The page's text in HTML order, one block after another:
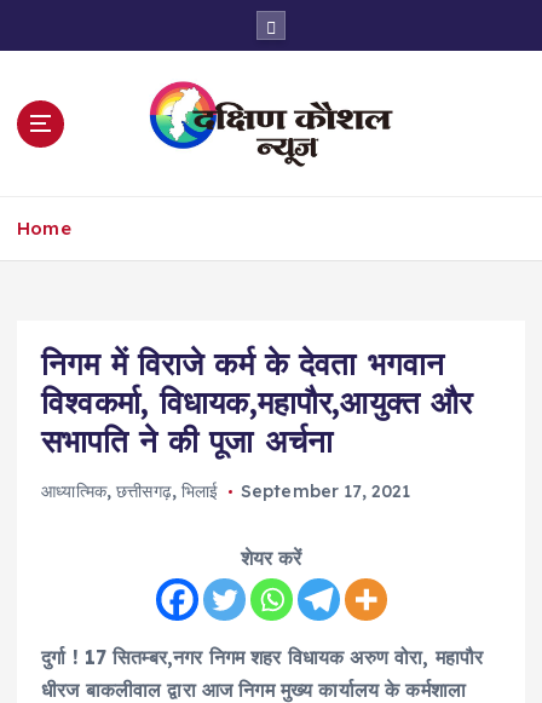
t
Home
निगम में विराजे कर्म के देवता भगवान
विश्वकर्मा, विधायक,महापौर,आयुक्त और
सभापति ने की पूजा अर्चना
आध्यात्मिक,छत्तीसगढ़,भिलाई September 17, 2021
शेयर करें
दुर्गा ! 17 सितम्बर,नगर निगम शहर विधायक अरुण वोरा, महापौर
धीरज बाकलीवाल द्वारा आज निगम मुख्य कार्यालय के कर्मशाला